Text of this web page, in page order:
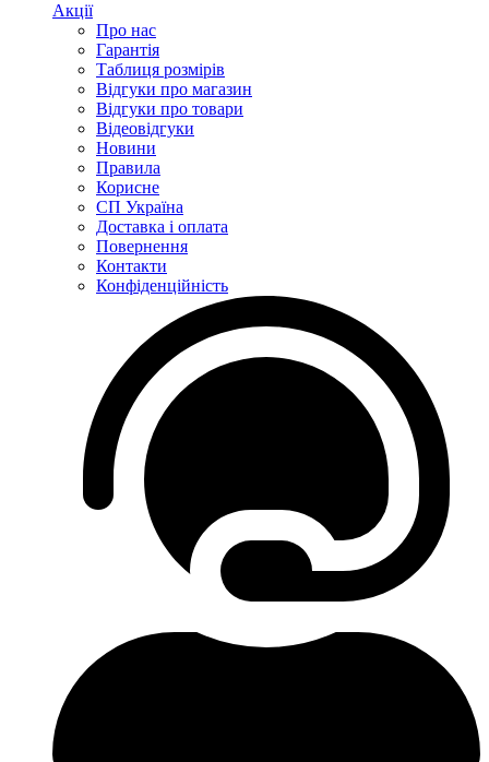
Акції
Про нас
Гарантія
Таблиця розмірів
Відгуки про магазин
Відгуки про товари
Відеовідгуки
Новини
Правила
Корисне
СП Україна
Доставка і оплата
Повернення
Контакти
Конфіденційність